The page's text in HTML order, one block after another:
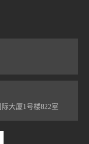
大厦1号楼822室